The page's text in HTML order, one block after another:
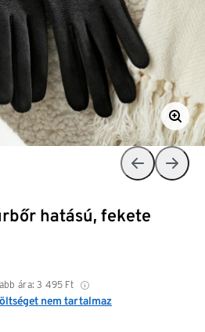
hatású, fekete
ára: 3 495 Ft
nem tartalmaz